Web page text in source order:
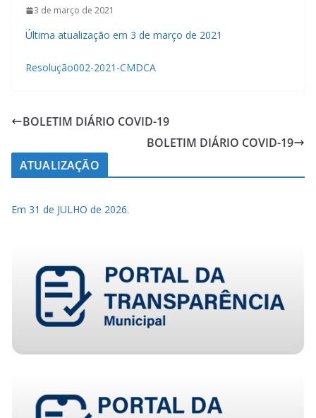
3 de março de 2021
Última atualização em 3 de março de 2021
Resolução002-2021-CMDCA
BOLETIM DIÁRIO COVID-19
BOLETIM DIÁRIO COVID-19
ATUALIZAÇÃO
Em 31 de JULHO de 2026.